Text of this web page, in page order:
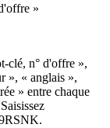
»
clé, n° d'offre »,
», « anglais »,
» entre chaque